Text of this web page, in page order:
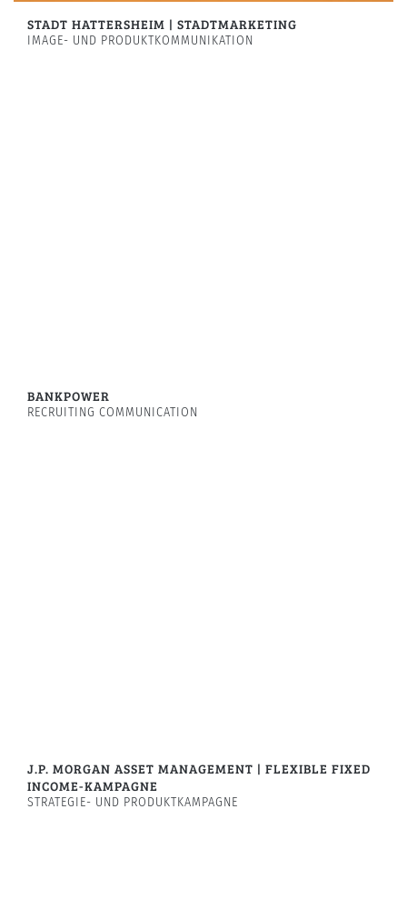
STADT HATTERSHEIM | STADTMARKETING
IMAGE- UND PRODUKTKOMMUNIKATION
BANKPOWER
RECRUITING COMMUNICATION
J.P. MORGAN ASSET MANAGEMENT | FLEXIBLE FIXED
INCOME-KAMPAGNE
STRATEGIE- UND PRODUKTKAMPAGNE